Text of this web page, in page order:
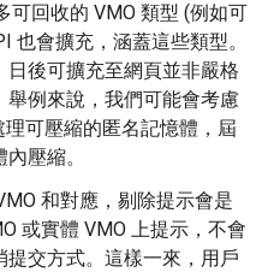
可回收的 VMO 類型 (例如可
也會擴充，涵蓋這些類型。
後可擴充至網頁並非嚴格
例來說，我們可能會考慮
可壓縮的匿名記憶體，屆
壓縮。
和對應，剔除提示會是
或實體 VMO 上提示，不會
交方式。這樣一來，用戶